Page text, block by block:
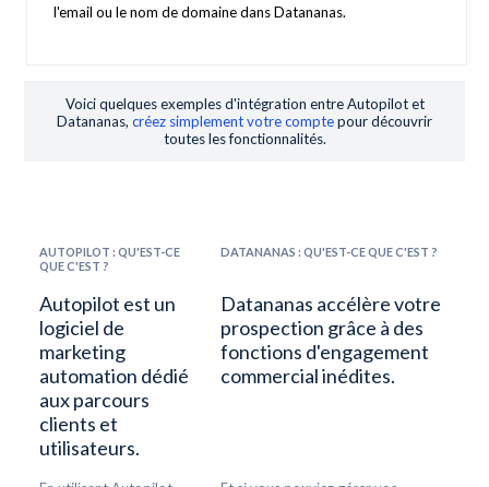
l'email ou le nom de domaine dans Datananas.
Voici quelques exemples d'intégration entre Autopilot et
Datananas, créez simplement votre comptepour découvrir
toutes les fonctionnalités.
AUTOPILOT : QU'EST-CE
QUE C'EST ?
DATANANAS : QU'EST-CE QUE C'EST ?
Autopilot est un
logiciel de
marketing
automation dédié
aux parcours
clients et
utilisateurs.
Datananas accélère votre
prospection grâce à des
fonctions d'engagement
commercial inédites.